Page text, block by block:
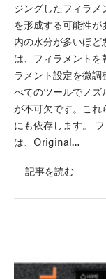
ジングしたフィラ
を形成する可能性が
内の水分が多いほど
は、フィラメントを
ラメント設定を微
べてのツールでノズ
が不可欠です。これ
にも依存します。
は、Original…
記事を読む